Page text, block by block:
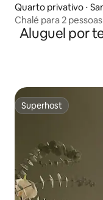
Quarto privativo ⋅
Chalé para 2
Aluguel por
Superhost
Superhost